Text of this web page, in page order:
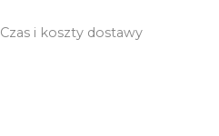
Czas i koszty dostawy